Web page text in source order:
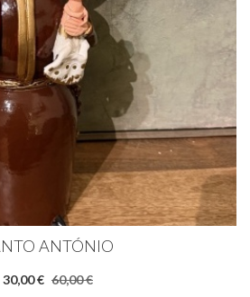
ANTÓNIO
30,00 € 60,00 €